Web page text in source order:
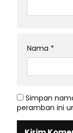
Nama *
Simpan
peramban ini